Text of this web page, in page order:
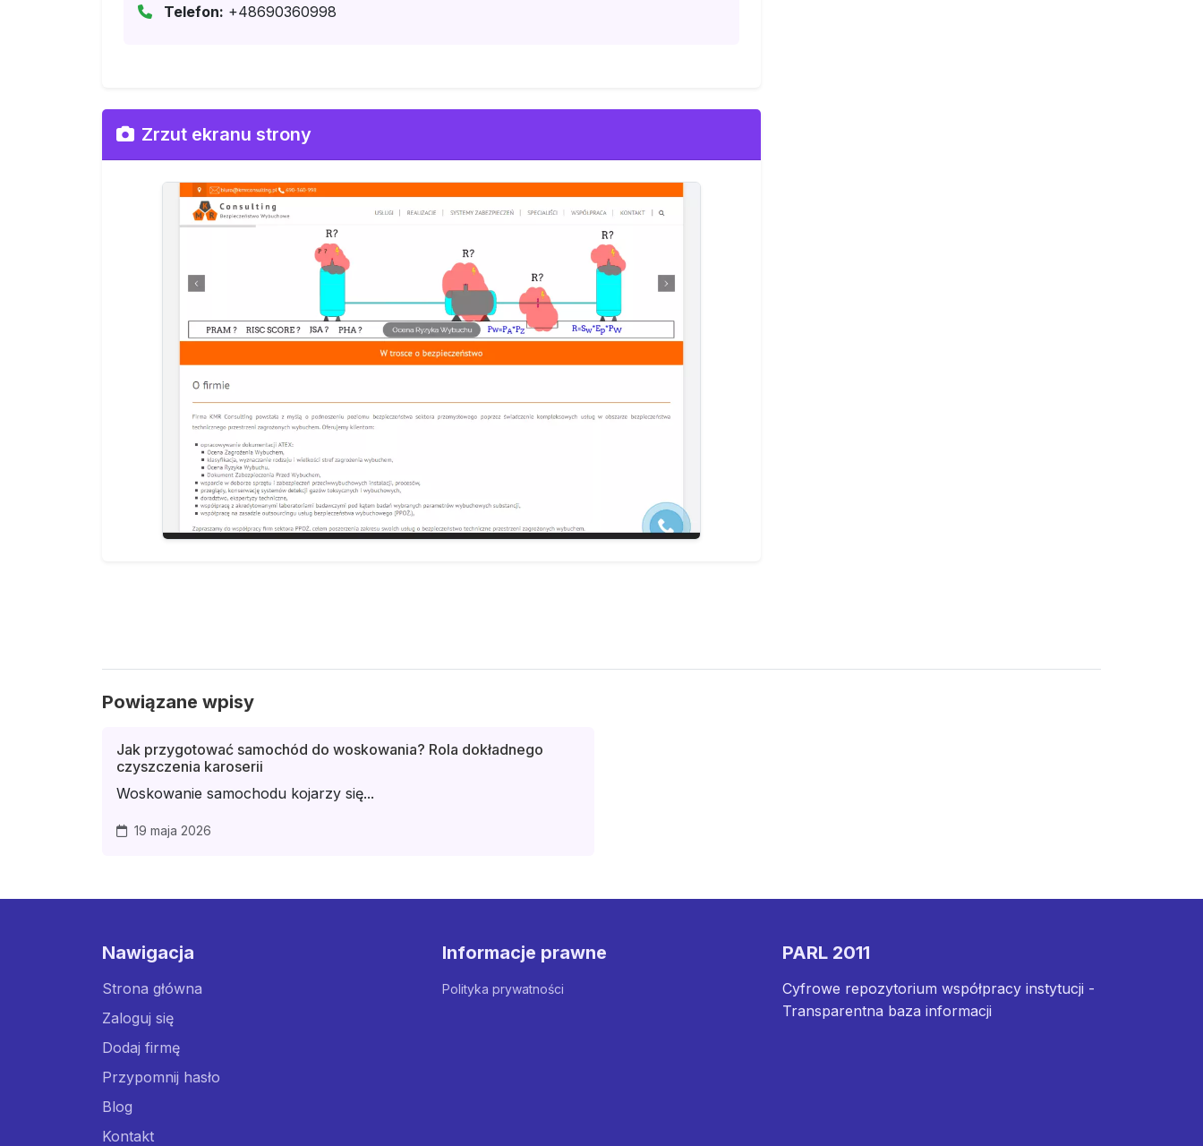
Telefon: +48690360998
Zrzut ekranu strony
Powiązane wpisy
Jak przygotować samochód do woskowania? Rola dokładnego
czyszczenia karoserii
Woskowanie samochodu kojarzy się...
19 maja 2026
Nawigacja
Strona główna
Zaloguj się
Dodaj firmę
Przypomnij hasło
Blog
Kontakt
Informacje prawne
Polityka prywatności
PARL 2011
Cyfrowe repozytorium współpracy instytucji -
Transparentna baza informacji